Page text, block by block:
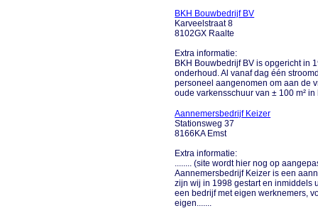
BKH Bouwbedrijf BV
Karveelstraat 8
8102GX Raalte
Extra informatie:
BKH Bouwbedrijf BV is opgericht in
onderhoud. Al vanaf dag één
personeel aangenomen om aan de
oude varkensschuur van ± 100 m²
Aannemersbedrijf Keizer
Stationsweg 37
8166KA Emst
Extra informatie:
........ (site wordt hier nog op
Aannemersbedrijf Keizer is een
zijn wij in 1998 gestart en inmiddels
een bedrijf met eigen werknemers,
eigen.......